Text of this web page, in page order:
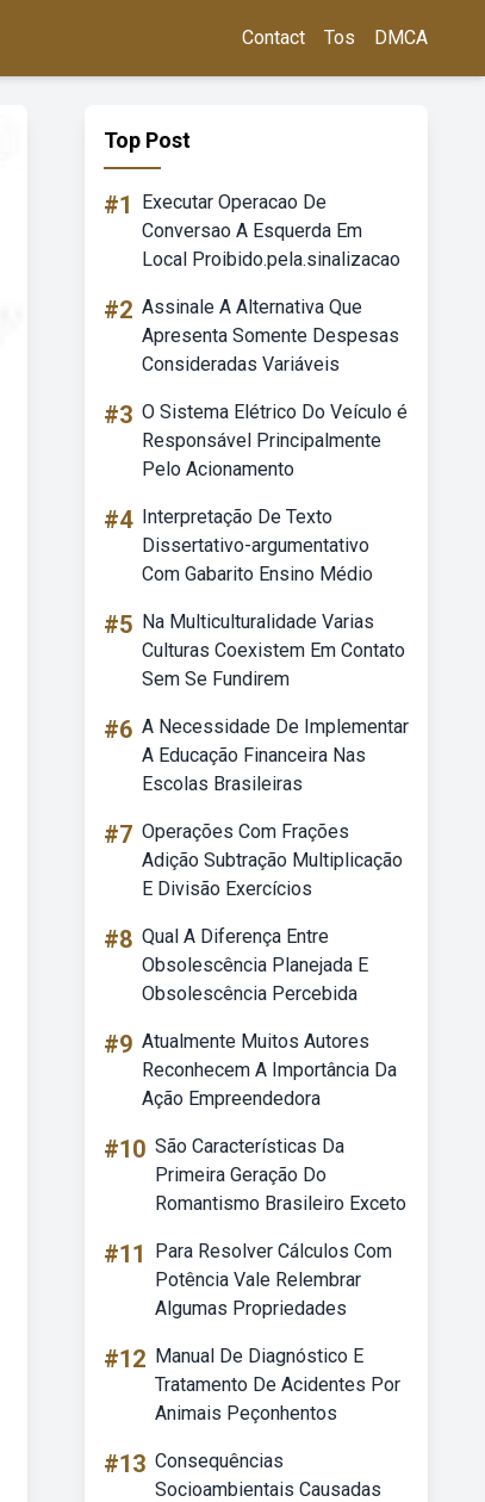
Contact Tos DMCA
Top Post
#1
Executar Operacao De
Conversao A Esquerda Em
Local Proibido.pela.sinalizacao
#2 Assinale A Alternativa Que
Apresenta Somente Despesas
Consideradas Variáveis
#3 O Sistema Elétrico Do Veículo é
Responsável Principalmente
Pelo Acionamento
#4 Interpretação De Texto
Dissertativo-argumentativo
Com Gabarito Ensino Médio
#5 Na Multiculturalidade Varias
Culturas Coexistem Em Contato
Sem Se Fundirem
#6 A Necessidade De Implementar
A Educação Financeira Nas
Escolas Brasileiras
#7 Operações Com Frações
Adição Subtração Multiplicação
E Divisão Exercícios
#8 Qual A Diferença Entre
Obsolescência Planejada E
Obsolescência Percebida
#9 Atualmente Muitos Autores
Reconhecem A Importância Da
Ação Empreendedora
#10 São Características Da
Primeira Geração Do
Romantismo Brasileiro Exceto
#11
Para Resolver Cálculos Com
Potência Vale Relembrar
Algumas Propriedades
#12 Manual De Diagnóstico E
Tratamento De Acidentes Por
Animais Peçonhentos
#13 Consequências
Socioambientais Causadas